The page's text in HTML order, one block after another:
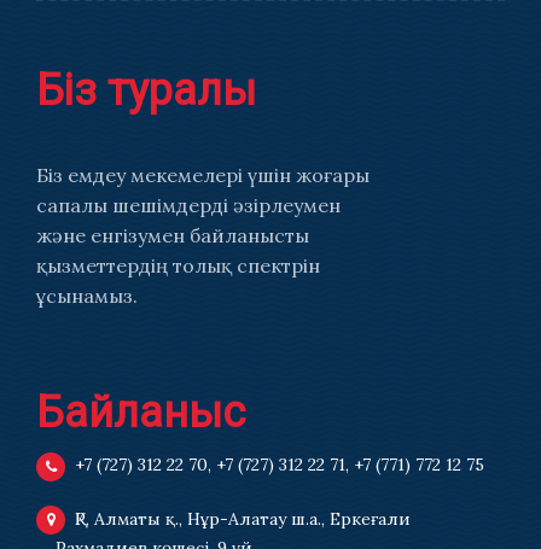
Біз туралы
Біз емдеу мекемелері үшін жоғары
сапалы шешімдерді әзірлеумен
және енгізумен байланысты
қызметтердің толық спектрін
ұсынамыз.
Байланыс
+7 (727) 312 22 70, +7 (727) 312 22 71, +7 (771) 772 12 75
ҚР, Алматы қ., Нұр-Алатау ш.а., Еркеғали